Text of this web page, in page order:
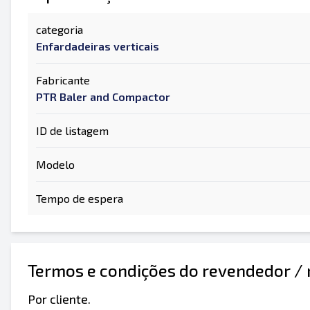
categoria
Enfardadeiras verticais
Fabricante
PTR Baler and Compactor
ID de listagem
Modelo
Tempo de espera
Termos e condições do revendedor
Por cliente.